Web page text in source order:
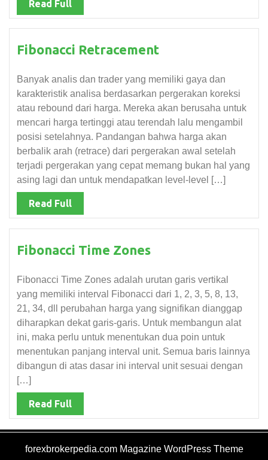
Read Full
Fibonacci Retracement
Banyak analis dan trader yang memiliki gaya dan
karakteristik analisa berdasarkan pergerakan koreksi
atau rebound dari harga. Mereka akan berusaha untuk
mencari harga tertinggi atau terendah lalu mengambil
posisi setelahnya. Pandangan bahwa harga akan
berbalik arah (retrace) dari pergerakan awal setelah
terjadi pergerakan yang cepat memang bukan hal yang
asing lagi dan untuk mendapatkan level-level […]
Read Full
Fibonacci Time Zones
Fibonacci Time Zones adalah urutan garis vertikal
yang memiliki interval Fibonacci dari 1, 2, 3, 5, 8, 13,
21, 34, dll perubahan harga yang signifikan dianggap
diharapkan dekat garis-garis. Untuk membangun alat
ini, maka perlu untuk menentukan dua poin untuk
menentukan panjang interval unit. Semua baris lainnya
dibangun di atas dasar ini interval unit sesuai dengan
[…]
Read Full
forexbrokerpedia.com Magazine WordPress Theme